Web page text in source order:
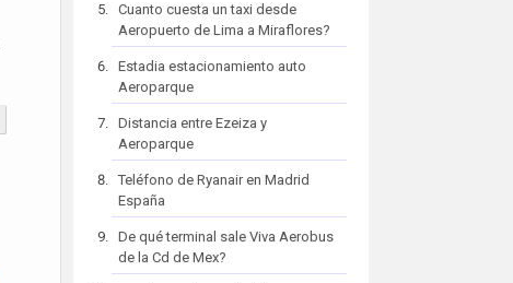
Cuanto cuesta un taxi desde
Aeropuerto de Lima a Miraflores?
Estadia estacionamiento auto
Aeroparque
Distancia entre Ezeiza y
Aeroparque
Teléfono de Ryanair en Madrid
España
De qué terminal sale Viva Aerobus
de la Cd de Mex?